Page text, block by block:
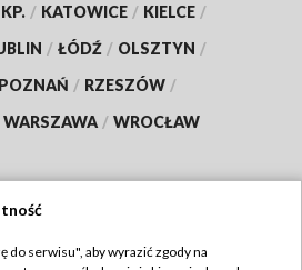
/ KATOWICE / KIELCE /
/ ŁÓDŹ / OLSZTYN /
POZNAŃ / RZESZÓW /
WARSZAWA / WROCŁAW
do serwisu", aby wyrazić zgody na